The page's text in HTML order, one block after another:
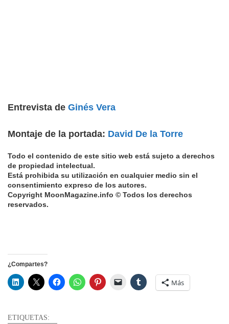
Entrevista de Ginés Vera
Montaje de la portada: David De la Torre
Todo el contenido de este sitio web está sujeto a derechos
de propiedad intelectual.
Está prohibida su utilización en cualquier medio sin el
consentimiento expreso de los autores.
Copyright MoonMagazine.info © Todos los derechos
reservados.
¿Compartes?
Más
ETIQUETAS: